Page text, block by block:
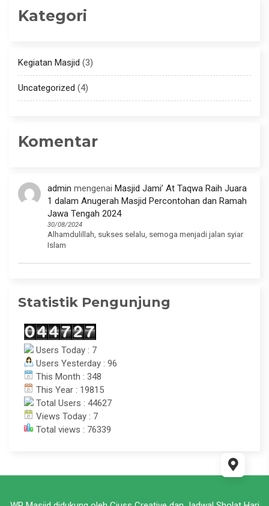
Kategori
Kegiatan Masjid (3)
Uncategorized (4)
Komentar
admin mengenai Masjid Jami’ At Taqwa Raih Juara
1 dalam Anugerah Masjid Percontohan dan Ramah
Jawa Tengah 2024
30/08/2024
Alhamdulillah, sukses selalu, semoga menjadi jalan syiar
Islam
Statistik Pengunjung
Users Today : 7
Users Yesterday : 96
This Month : 348
This Year : 19815
Total Users : 44627
Views Today : 7
Total views : 76339